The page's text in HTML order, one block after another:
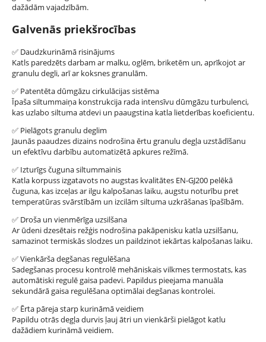
dažādām vajadzībām.
Galvenās priekšrocības
✅ Daudzkurināmā risinājums
Katls paredzēts darbam ar malku, oglēm, briketēm un, aprīkojot ar
granulu degli, arī ar koksnes granulām.
✅ Patentēta dūmgāzu cirkulācijas sistēma
Īpaša siltummaiņa konstrukcija rada intensīvu dūmgāzu turbulenci,
kas uzlabo siltuma atdevi un paaugstina katla lietderības koeficientu.
✅ Pielāgots granulu deglim
Jaunās paaudzes dizains nodrošina ērtu granulu degļa uzstādīšanu
un efektīvu darbību automatizētā apkures režīmā.
✅ Izturīgs čuguna siltummainis
Katla korpuss izgatavots no augstas kvalitātes EN-GJ200 pelēkā
čuguna, kas izceļas ar ilgu kalpošanas laiku, augstu noturību pret
temperatūras svārstībām un izcilām siltuma uzkrāšanas īpašībām.
✅ Droša un vienmērīga uzsilšana
Ar ūdeni dzesētais režģis nodrošina pakāpenisku katla uzsilšanu,
samazinot termiskās slodzes un paildzinot iekārtas kalpošanas laiku.
✅Vienkārša degšanas regulēšana
Sadegšanas procesu kontrolē mehāniskais vilkmes termostats, kas
automātiski regulē gaisa padevi. Papildus pieejama manuāla
sekundārā gaisa regulēšana optimālai degšanas kontrolei.
✅ Ērta pāreja starp kurināmā veidiem
Papildu otrās degļa durvis ļauj ātri un vienkārši pielāgot katlu
dažādiem kurināmā veidiem.